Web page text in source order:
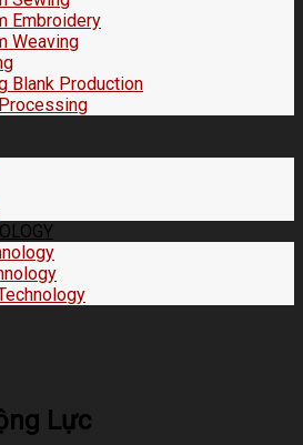
Embroidery
Weaving
Blank Production
Lực